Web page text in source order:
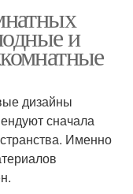
и
дизайны
сначала
Именно